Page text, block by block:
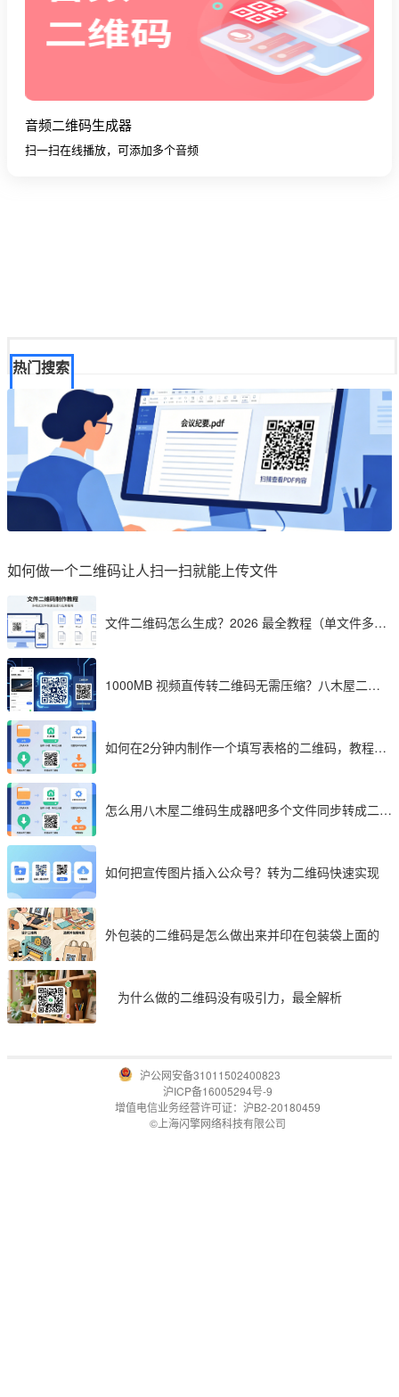
音频二维码生成器
扫一扫在线播放，可添加多个音频
热门搜索
如何做一个二维码让人扫一扫就能上传文件
文件二维码怎么生成？2026 最全教程（单文件多文
1000MB 视频直传转二维码无需压缩？八木屋二维
如何在2分钟内制作一个填写表格的二维码，教程分
怎么用八木屋二维码生成器吧多个文件同步转成二维
如何把宣传图片插入公众号？转为二维码快速实现
外包装的二维码是怎么做出来并印在包装袋上面的
为什么做的二维码没有吸引力，最全解析
沪公网安备31011502400823
沪ICP备16005294号-9
增值电信业务经营许可证：沪B2-20180459
©上海闪擎网络科技有限公司